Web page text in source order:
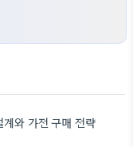
와 가전 구매 전략